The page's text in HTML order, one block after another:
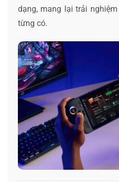
dạng, mang lại trải
từng có.